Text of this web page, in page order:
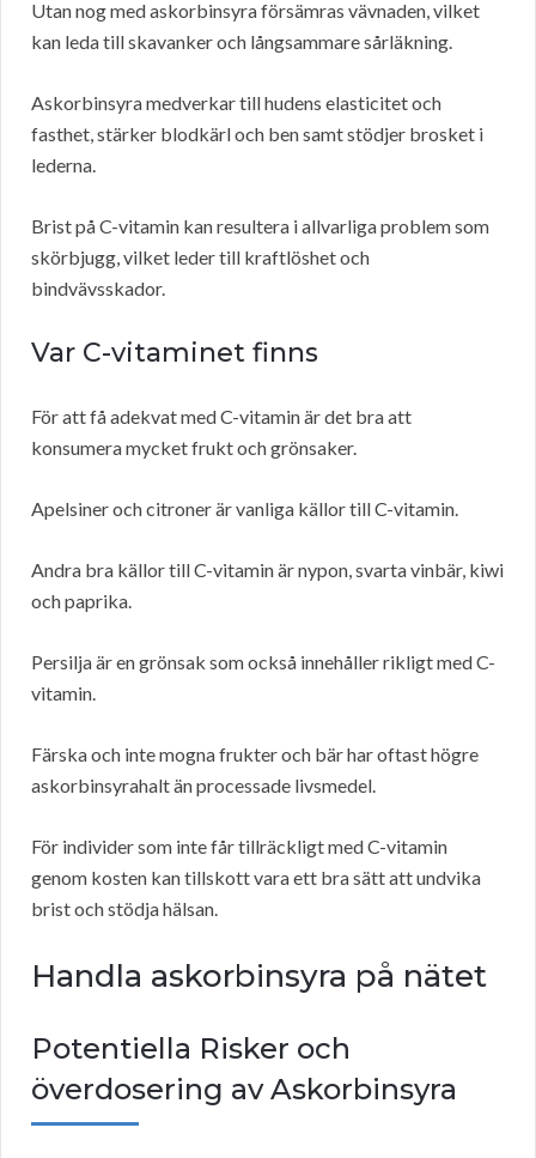
Utan nog med askorbinsyra försämras vävnaden, vilket
kan leda till skavanker och långsammare sårläkning.
Askorbinsyra medverkar till hudens elasticitet och
fasthet, stärker blodkärl och ben samt stödjer brosket i
lederna.
Brist på C-vitamin kan resultera i allvarliga problem som
skörbjugg, vilket leder till kraftlöshet och
bindvävsskador.
Var C-vitaminet finns
För att få adekvat med C-vitamin är det bra att
konsumera mycket frukt och grönsaker.
Apelsiner och citroner är vanliga källor till C-vitamin.
Andra bra källor till C-vitamin är nypon, svarta vinbär, kiwi
och paprika.
Persilja är en grönsak som också innehåller rikligt med C-
vitamin.
Färska och inte mogna frukter och bär har oftast högre
askorbinsyrahalt än processade livsmedel.
För individer som inte får tillräckligt med C-vitamin
genom kosten kan tillskott vara ett bra sätt att undvika
brist och stödja hälsan.
Handla askorbinsyra på nätet
Potentiella Risker och
överdosering av Askorbinsyra